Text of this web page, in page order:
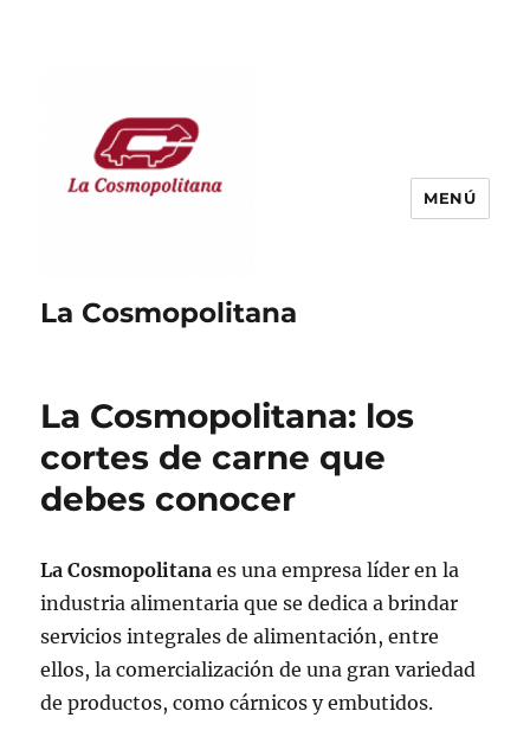
La Cosmopolitana
MENÚ
La Cosmopolitana: los
cortes de carne que
debes conocer
La Cosmopolitana es una empresa líder en la
industria alimentaria que se dedica a brindar
servicios integrales de alimentación, entre
ellos, la comercialización de una gran variedad
de productos, como cárnicos y embutidos.